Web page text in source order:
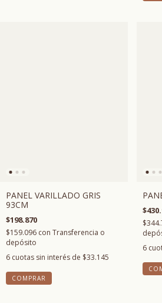
PANEL VARILLADO GRIS
93CM
$198.870
$159.096 con Transferencia o
depósito
6 cuotas sin interés de $33.145
COMPRAR
6